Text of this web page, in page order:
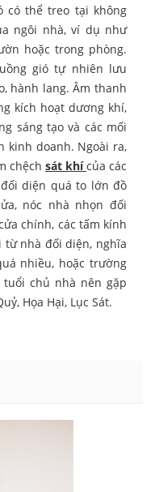
có thể treo tại không
ngôi nhà, ví dụ như
hoặc trong phòng.
gió tự nhiên lưu
hành lang. Âm thanh
kích hoạt dương khí,
sáng tạo và các mối
kinh doanh. Ngoài ra,
chệch sát khí của các
diện quá to lớn đồ
nóc nhà nhọn đối
chính, các tấm kính
từ nhà đối diện, nghĩa
nhiều, hoặc trường
chủ nhà nên gặp
Họa Hại, Lục Sát.